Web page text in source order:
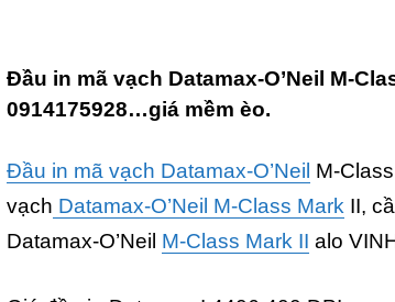
Đầu in mã vạch Datamax-O’Neil M-
0914175928…giá mềm èo.
Đầu in mã vạch Datamax-O’Neil M-
vạch Datamax-O’Neil M-Class MarkII,
Datamax-O’Neil M-Class Mark II alo